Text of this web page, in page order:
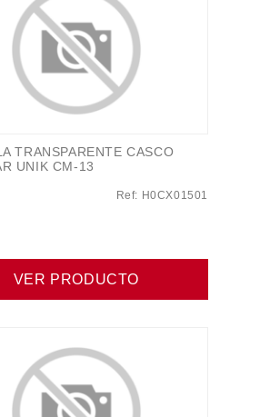
TRANSPARENTE CASCO
UNIK CM-13
Ref: H0CX01501
VER PRODUCTO